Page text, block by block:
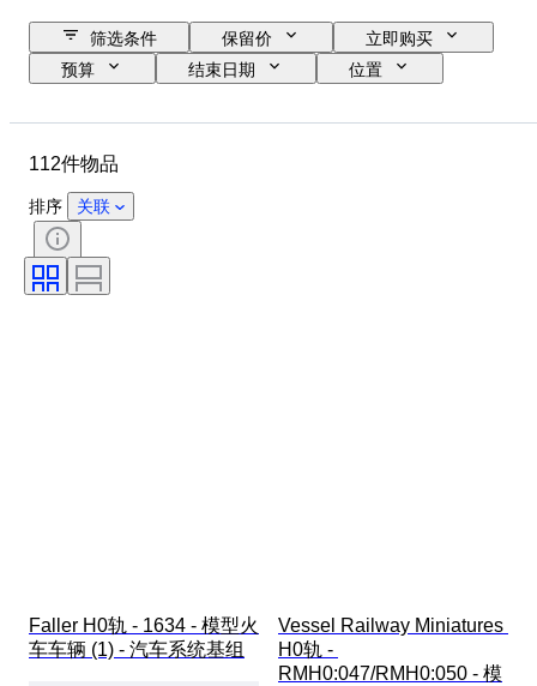
筛选条件 保留价
立即购买
预算
结束日期
位置
时期
监控
112件物品
排序 关联
Faller H0轨 - 1634 - 模型火
车车辆 (1) - 汽车系统基组
Vessel Railway Miniatures
H0轨 -
RMH0:047/RMH0:050 - 模